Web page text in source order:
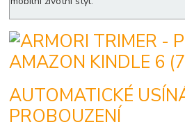
AUTOMATICKÉ
PROBOUZENÍ